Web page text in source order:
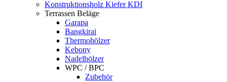
Konstruktionsholz Kiefer KDI
Terrassen Beläge
Garapa
Bangkirai
Thermohölzer
Kebony
Nadelhölzer
WPC / BPC
Zubehör